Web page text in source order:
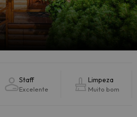
Staff
Excelente
Limpeza
Muito bom